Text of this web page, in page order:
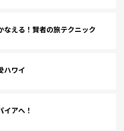
なえる！賢者の旅テクニック
ハワイ
イアへ！